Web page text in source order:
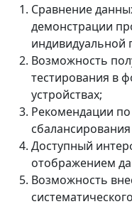
Сравнение
демонстрации
индивидуальной
Возможность
тестирования в
устройствах;
Рекомендации
Доступный
отображением
Возможность